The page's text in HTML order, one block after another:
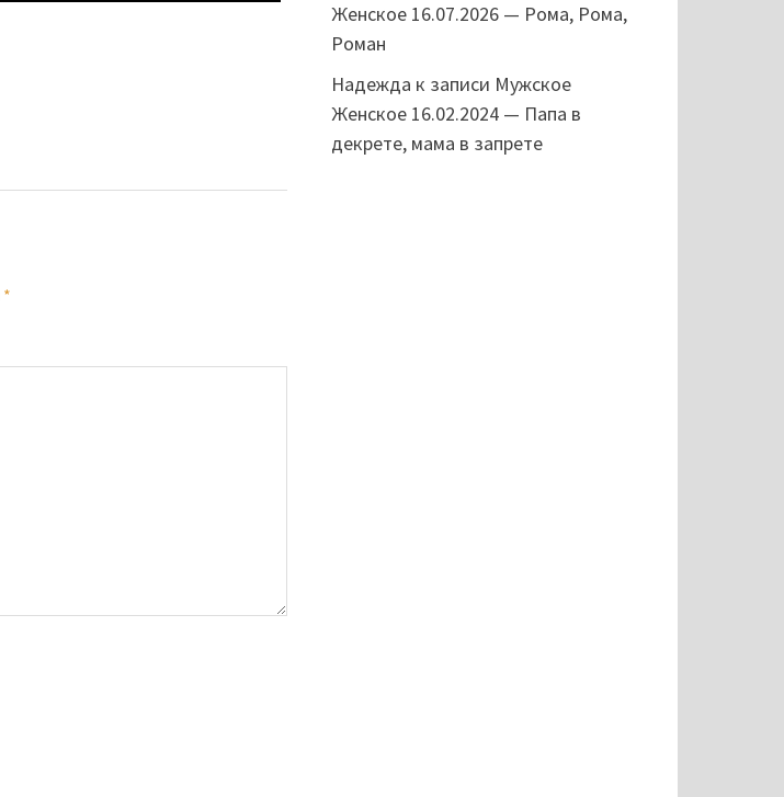
*
Женское 16.07.2026 — Рома, Рома,
Роман
Надежда к записи Мужское
Женское 16.02.2024 — Папа в
декрете, мама в запрете